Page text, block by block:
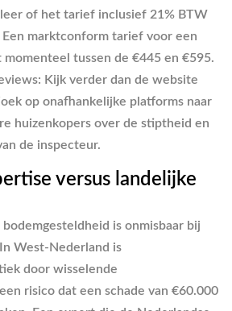
of het tarief inclusief 21% BTW
marktconform tarief voor een
tussen de €445 en €595.
Kijk verder dan de website
op onafhankelijke platforms naar
huizenkopers over de stiptheid en
de inspecteur.
versus landelijke
bodemgesteldheid is onmisbaar bij
West-Nederland is
door wisselende
risico dat een schade van €60.000